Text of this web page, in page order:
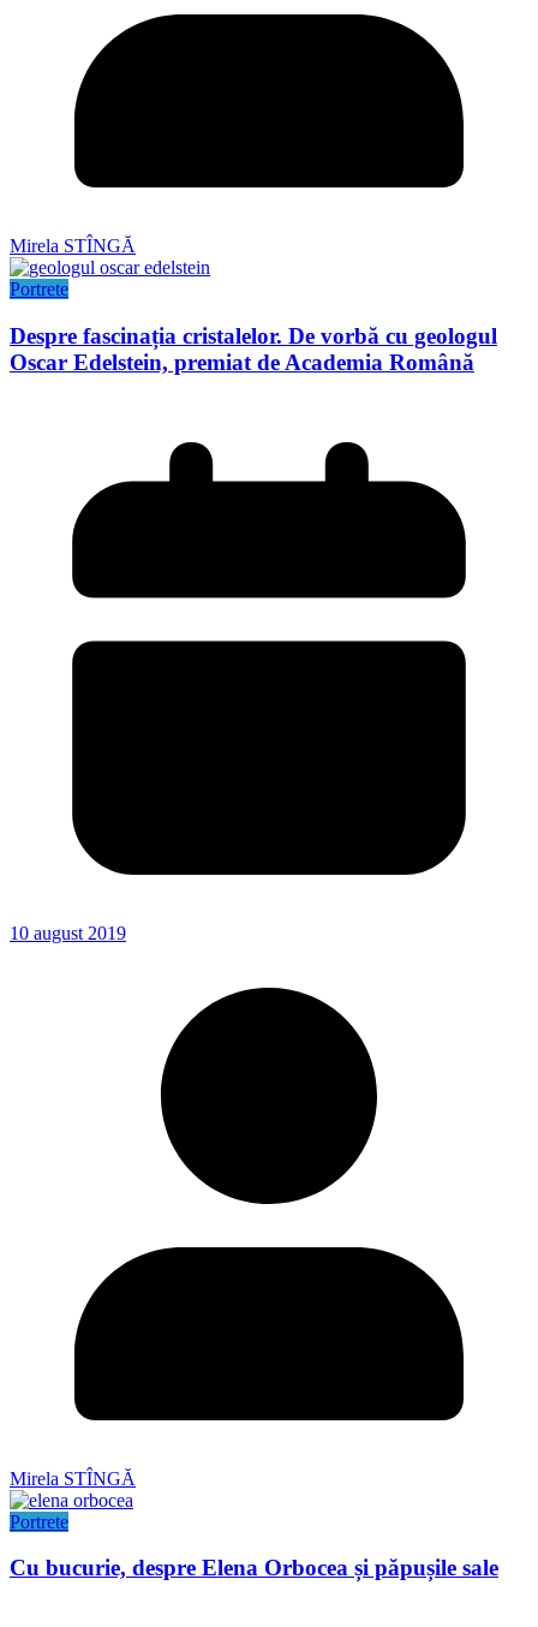
Mirela STÎNGĂ
Portrete
Despre fascinația cristalelor. De vorbă cu geologul
Oscar Edelstein, premiat de Academia Română
10 august 2019
Mirela STÎNGĂ
Portrete
Cu bucurie, despre Elena Orbocea și păpușile sale